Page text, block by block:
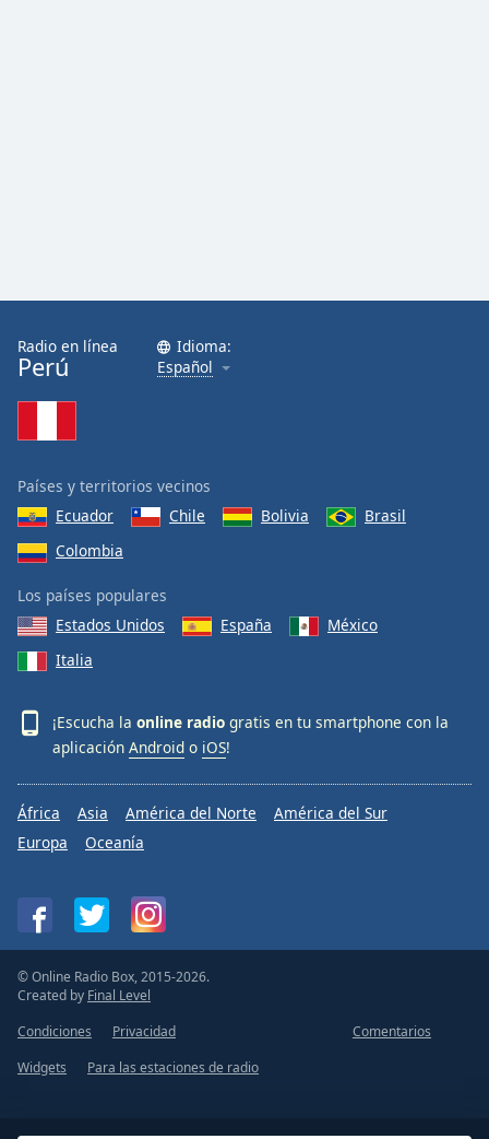
Radio en línea
Perú
Idioma:
Español
Países y territorios vecinos
Ecuador
Chile Bolivia
Brasil
Colombia
Los países populares
Estados Unidos
España
México
Italia
¡Escucha la online radio gratis en tu smartphone con la
aplicación Android o iOS!
África Asia América del Norte
América del Sur
Europa
Oceanía
© Online Radio Box, 2015-2026.
Created by Final Level
Condiciones
Privacidad
Comentarios
Widgets
Para las estaciones de radio